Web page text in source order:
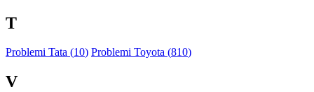
T
Problemi Tata (10) Problemi Toyota (810)
V